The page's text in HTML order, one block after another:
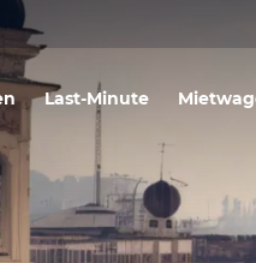
Last-Minute